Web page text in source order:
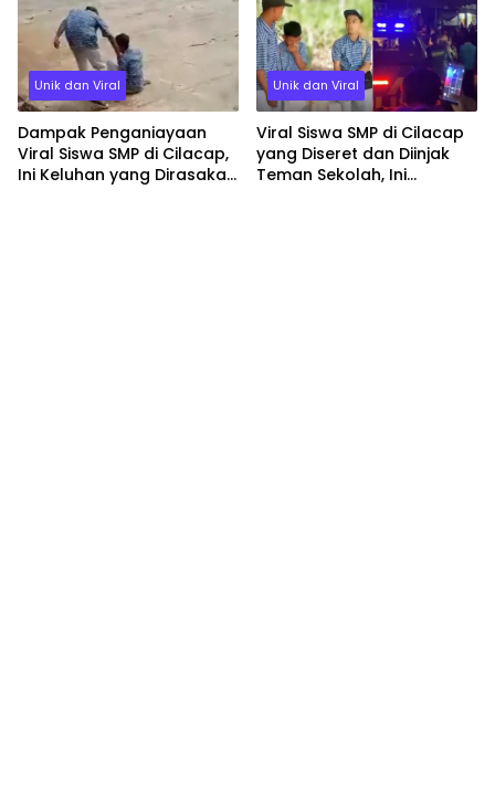
Unik dan Viral
Dampak Penganiayaan
Viral Siswa SMP di Cilacap,
Ini Keluhan yang Dirasakan
Unik dan Viral
Viral Siswa SMP di Cilacap
yang Diseret dan Diinjak
Teman Sekolah, Ini